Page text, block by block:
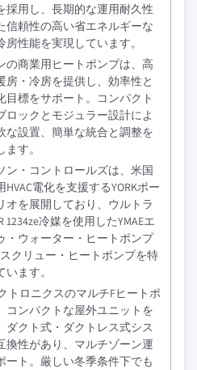
採用し、長期的な運用耐久性
信頼性の高い省エネルギーな
房性能を実現しています。
の商業用ヒートポンプは、高
房・冷房を提供し、効率性と
目標をサポート。コンパクト
ロックとモジュラー設計によ
な設置、簡単な統合と調整を
す。
ン・コントロールズは、米国
HVAC電化を支援するYORKポー
オを展開しており、ウルトラ
1234ze冷媒を使用したYMAEエ
・ウォーター・ヒートポンプ
スクリュー・ヒートポンプを特
ます。
トロニクスのマルチFヒートポ
コンパクトな屋外ユニットを
ダクト式・ダクトレス式シス
換性があり、マルチゾーン運
ート。厳しい冬季条件下でも